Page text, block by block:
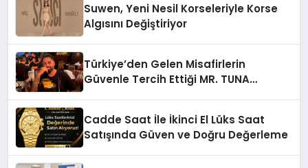
Suwen, Yeni Nesil Korseleriyle Korse
Algısını Değiştiriyor
Türkiye’den Gelen Misafirlerin
Güvenle Tercih Ettiği MR. TUNA
Cadde Saat İle İkinci El Lüks Saat
Satışında Güven ve Doğru Değerleme